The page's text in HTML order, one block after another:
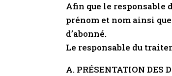
Afin que le responsable
prénom et nom ainsi
d’abonné.
Le responsable du
A. PRÉSENTATION DES